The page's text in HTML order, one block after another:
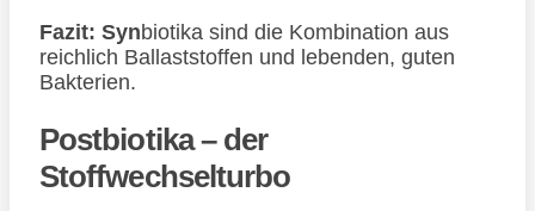
Fazit: Synbiotika sind die Kombination aus
reichlich Ballaststoffen und lebenden, guten
Bakterien.
Postbiotika – der
Stoffwechselturbo